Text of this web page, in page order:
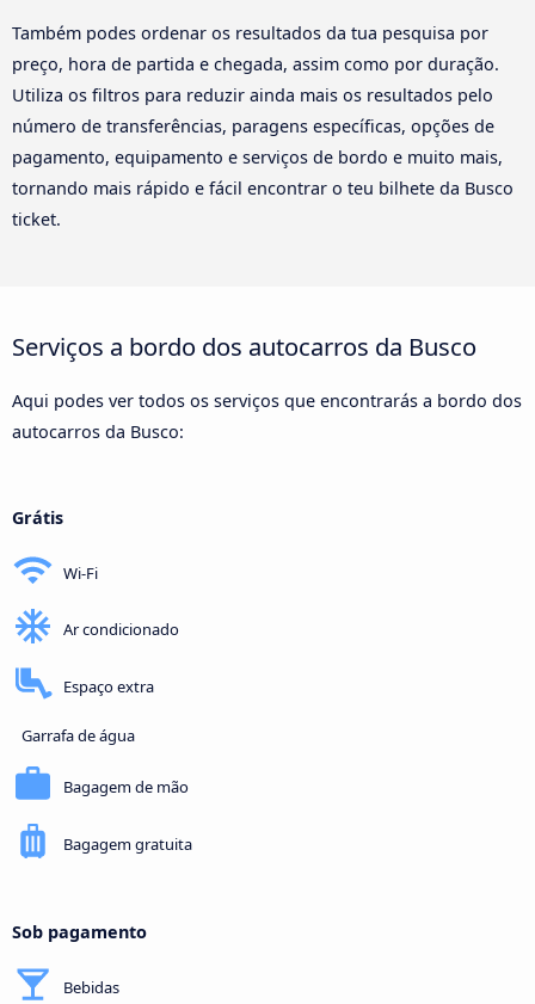
Também podes ordenar os resultados da tua pesquisa por
preço, hora de partida e chegada, assim como por duração.
Utiliza os filtros para reduzir ainda mais os resultados pelo
número de transferências, paragens específicas, opções de
pagamento, equipamento e serviços de bordo e muito mais,
tornando mais rápido e fácil encontrar o teu bilhete da Busco
ticket.
Serviços a bordo dos autocarros da Busco
Aqui podes ver todos os serviços que encontrarás a bordo dos
autocarros da Busco:
Grátis
Wi-Fi
Ar condicionado
Espaço extra
Garrafa de água
Bagagem de mão
Bagagem gratuita
Sob pagamento
Bebidas